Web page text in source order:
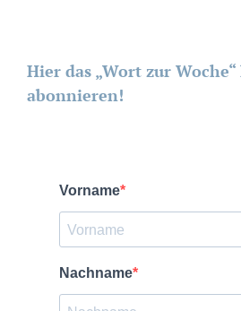
Hier das „Wort zur
abonnieren!